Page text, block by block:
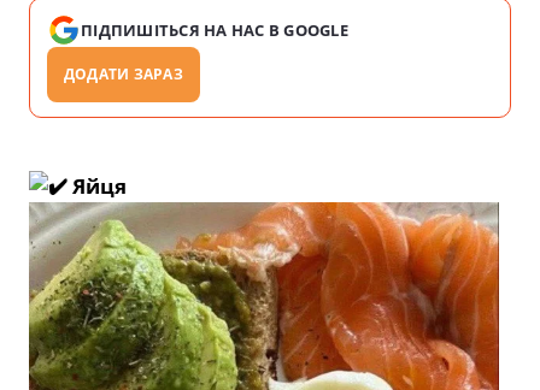
ПІДПИШІТЬСЯ НА НАС В GOOGLE
ДОДАТИ ЗАРАЗ
Яйця